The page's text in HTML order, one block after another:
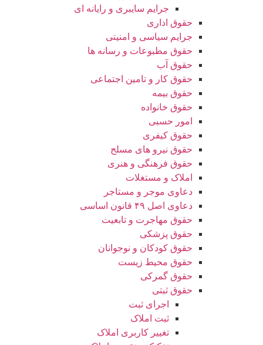
جرایم سایبری و رایانه ای
حقوق اداری
جرایم سیاسی و امنیتی
حقوق مطبوعات و رسانه ها
حقوق آب
حقوق کار و تامین اجتماعی
حقوق بیمه
حقوق خانواده
امور حسبی
حقوق کیفری
حقوق نیرو های مسلح
حقوق فرهنگی و هنری
املاک و مستغلات
دعاوی موجر و مستاجر
دعاوی اصل ۴۹ قانون اساسی
حقوق مهاجرت و تابعیت
حقوق پزشکی
حقوق کودکان و نوجوانان
حقوق محیط زیست
حقوق گمرکی
حقوق ثبتی
اجرای ثبت
ثبت املاک
تغییر کاربری املاک